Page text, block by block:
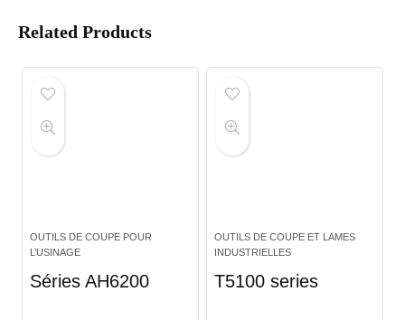
Related Products
OUTILS DE COUPE POUR
L’USINAGE
Séries AH6200
OUTILS DE COUPE ET LAMES
INDUSTRIELLES
T5100 series